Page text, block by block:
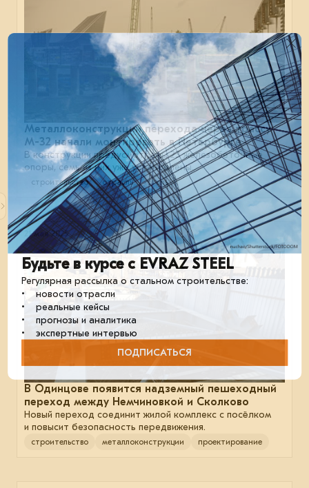
Металлоконструкции перехода через трассу
М-32 начали монтировать в Петербурге
В конструкции предусмотрены 23 железобетонные
опоры, семь из них уже установлены.
строительство отрасль сталь
21 мая 2025
В Одинцове появится надземный пешеходный
переход между Немчиновкой и Сколково
Новый переход соединит жилой комплекс с посёлком
и повысит безопасность передвижения.
строительство металлоконструкции проектирование
Будьте в курсе с EVRAZ STEEL
Регулярная рассылка о стальном строительстве:
• новости отрасли
• реальные кейсы
• прогнозы и аналитика
• экспертные интервью
ПОДПИСАТЬСЯ